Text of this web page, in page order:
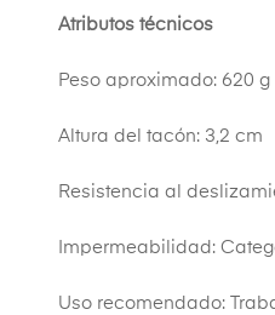
Atributos técnicos
Peso aproximado: 620
Altura del tacón: 3,2 cm
Resistencia al
Impermeabilidad:
Uso recomendado: